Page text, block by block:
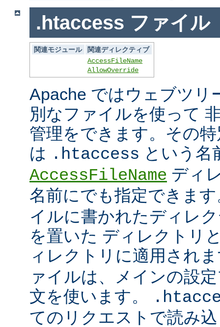
.htaccess ファイル
関連モジュール
関連ディレクティブ
AccessFileName
AllowOverride
Apache ではウェブツリ
別なファイルを使って
管理をできます。その
は .htaccess という名
AccessFileName ディ
名前にでも指定できま
イルに書かれたディレ
を置いた ディレクトリ
ィレクトリに適用され
ァイルは、メインの設
文を使います。
てのリクエストで読み